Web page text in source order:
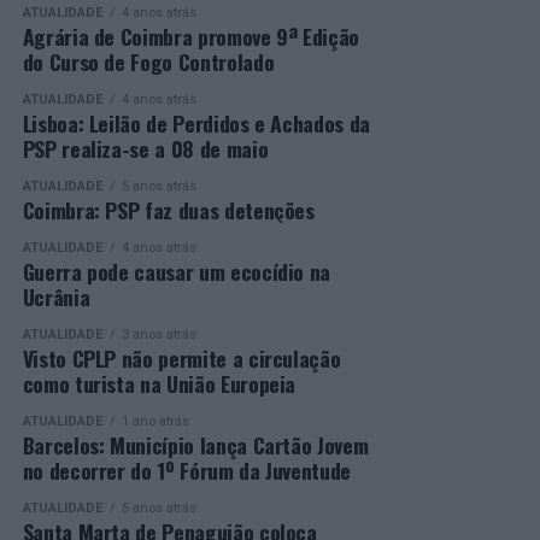
os vencedores de cada categoria, estando prevista a
presença de mais de 500 participantes.
Mais informações em:
https://awards.innovationinpolitics.eu/
secundário e reforçar as suas competências pessoais e
profissionais.
Durante a cerimónia foi ainda reconhecido o trabalho
desenvolvido por toda a equipa de formadores e
para o sucesso desta edição do Curso EFA.
A Escola de Tecnologia e Gestão de Barcelos continua a
afirmar-se como uma referência na formação
profissional e na qualificação de adultos, contribuindo
para o desenvolvimento de competências, o aumento da
empregabilidade e a valorização do capital humano do
concelho e da região.
A Empresa Municipal de Educação e Cultura de Barcelos
felicita todos os diplomados por esta importante
conquista, desejando-lhes os maiores sucessos pessoais,
ATUALIDADE 4 anos atrás
Agrária de Coimbra promove 9ª Edição
do Curso de Fogo Controlado
ATUALIDADE 4 anos atrás
Lisboa: Leilão de Perdidos e Achados da
PSP realiza-se a 08 de maio
ATUALIDADE 5 anos atrás
Coimbra: PSP faz duas detenções
ATUALIDADE 4 anos atrás
Guerra pode causar um ecocídio na
Ucrânia
ATUALIDADE 3 anos atrás
Visto CPLP não permite a circulação
como turista na União Europeia
ATUALIDADE 1 ano atrás
Barcelos: Município lança Cartão Jovem
no decorrer do 1º Fórum da Juventude
ATUALIDADE 5 anos atrás
Santa Marta de Penaguião coloca